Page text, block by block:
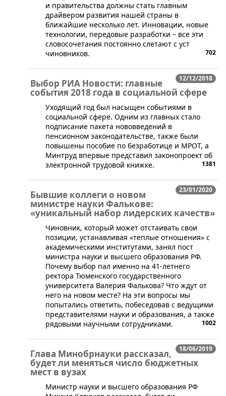
и правительства должны стать главным
драйвером развития нашей страны в
ближайшие несколько лет. Инновации, новые
технологии, передовые разработки – все эти
словосочетания постоянно слетают с уст
чиновников.
702
12/12/2018
Выбор РИА Новости: главные
события 2018 года в социальной сфере
​Уходящий год был насыщен событиями в
социальной сфере. Одним из главных стало
подписание пакета нововведений в
пенсионном законодательстве, также были
повышены пособие по безработице и МРОТ, а
Минтруд впервые представил законопроект об
электронной трудовой книжке.
1381
23/01/2020
Бывшие коллеги о новом
министре науки Фалькове:
«уникальный набор лидерских качеств»
​Чиновник, который может отстаивать свои
позиции, устанавливая «теплые отношения» с
академическими институтами, занял пост
министра науки и высшего образования РФ.
Почему выбор пал именно на 41-летнего
ректора Тюменского государственного
университета Валерия Фалькова? Что ждут от
него на новом месте? На эти вопросы мы
попытались ответить, побеседовав с ведущими
представителями науки и образования, а также
рядовыми научными сотрудниками.
1002
18/06/2019
Глава Минобрнауки рассказал,
будет ли меняться число бюджетных
мест в вузах
Министр науки и высшего образования РФ